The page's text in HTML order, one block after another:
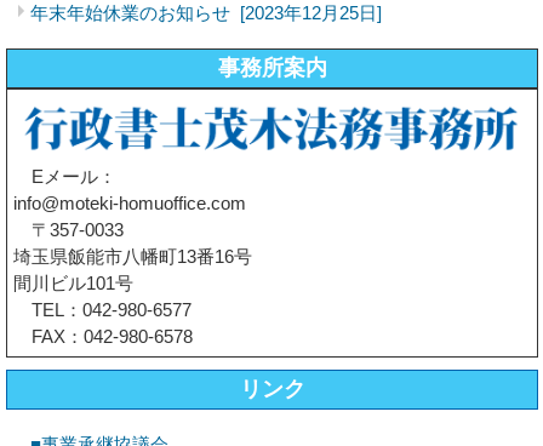
年末年始休業のお知らせ [2023年12月25日]
事務所案内
Eメール：
info@moteki-homuoffice.com
〒357-0033
埼玉県飯能市八幡町13番16号
間川ビル101号
TEL：042-980-6577
FAX：042-980-6578
リンク